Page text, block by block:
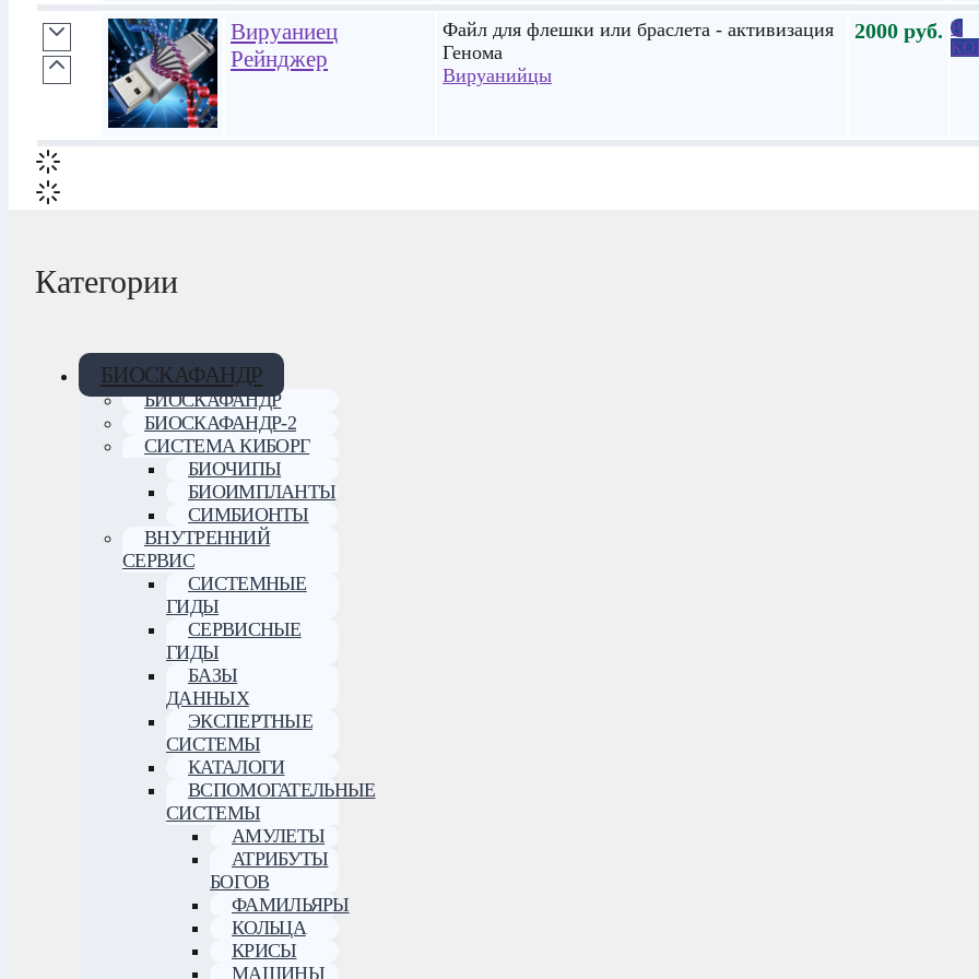
Вируаниец
Рейнджер
Файл для флешки или браслета - активизация
Генома
Вируанийцы
2000 руб. В
Категории
БИОСКАФАНДР
БИОСКАФАНДР
БИОСКАФАНДР-2
СИСТЕМА КИБОРГ
БИОЧИПЫ
БИОИМПЛАНТЫ
СИМБИОНТЫ
ВНУТРЕННИЙ
СЕРВИС
СИСТЕМНЫЕ
ГИДЫ
СЕРВИСНЫЕ
ГИДЫ
БАЗЫ
ДАННЫХ
ЭКСПЕРТНЫЕ
СИСТЕМЫ
КАТАЛОГИ
ВСПОМОГАТЕЛЬНЫЕ
СИСТЕМЫ
АМУЛЕТЫ
АТРИБУТЫ
БОГОВ
ФАМИЛЬЯРЫ
КОЛЬЦА
КРИСЫ
МАШИНЫ